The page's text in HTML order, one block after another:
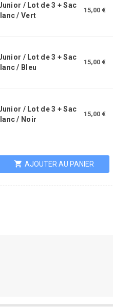
/ Lot de 3 + Sac
/ Vert
15,00 €
/ Lot de 3 + Sac
/ Bleu
15,00 €
/ Lot de 3 + Sac
/ Noir
15,00 €
shopping_cart AJOUTER AU PANIER